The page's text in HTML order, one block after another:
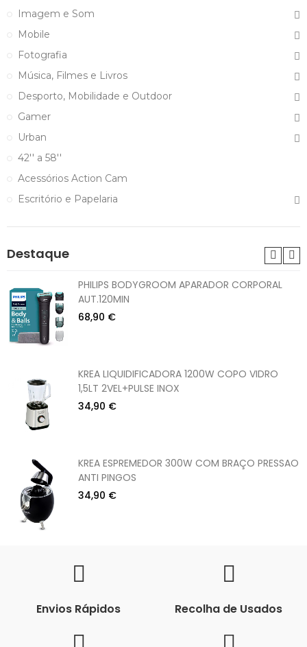
Imagem e Som
Mobile
Fotografia
Música, Filmes e Livros
Desporto, Mobilidade e Outdoor
Gamer
Urban
42'' a 58''
Acessórios Action Cam
Escritório e Papelaria
Destaque
PHILIPS BODYGROOM APARADOR CORPORAL
AUT.120MIN
68,90 €
KREA LIQUIDIFICADORA 1200W COPO VIDRO
1,5LT 2VEL+PULSE INOX
34,90 €
KREA ESPREMEDOR 300W COM BRAÇO PRESSAO
ANTI PINGOS
34,90 €
Envios Rápidos Recolha de Usados